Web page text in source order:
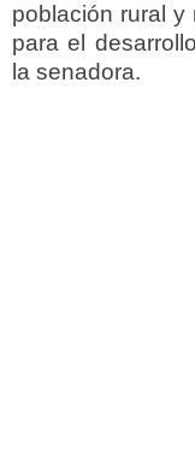
población rural y
para el
la senadora.